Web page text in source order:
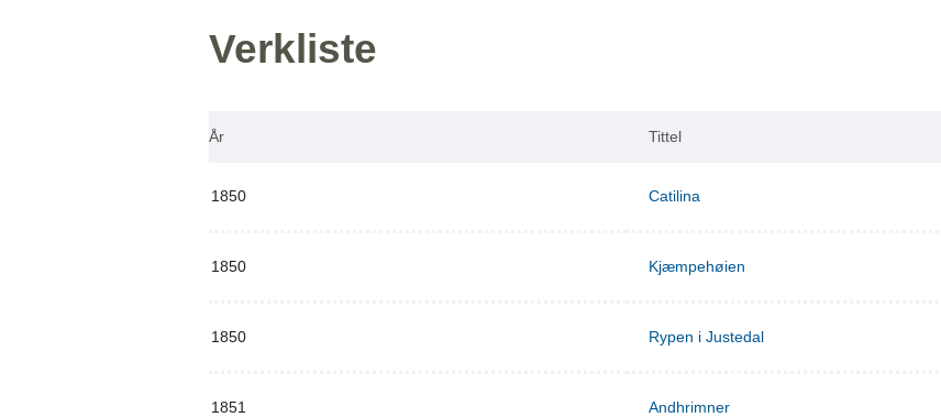
Verkliste
År Tittel
1850 Catilina
1850 Kjæmpehøien
1850 Rypen i Justedal
1851 Andhrimner